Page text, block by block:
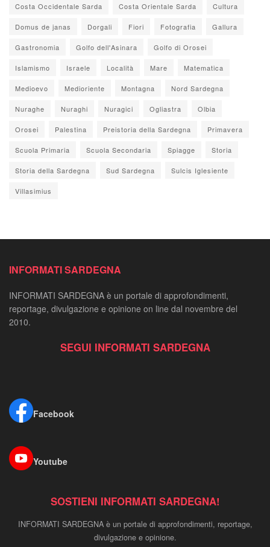
Costa Occidentale Sarda Costa Orientale Sarda Cultura
Domus de janas Dorgali Fiori Fotografia Gallura
Gastronomia Golfo dell'Asinara Golfo di Orosei
Islamismo Israele Località Mare Matematica
Medioevo Medioriente Montagna Nord Sardegna
Nuraghe Nuraghi Nuragici Ogliastra Olbia
Orosei Palestina Preistoria della Sardegna Primavera
Scuola Primaria Scuola Secondaria Spiagge Storia
Storia della Sardegna Sud Sardegna Sulcis Iglesiente
Villasimius
INFORMATI SARDEGNA
INFORMATI SARDEGNA è un portale di approfondimenti,
reportage, divulgazione e opinione on line dal novembre del
2010.
SEGUI INFORMATI SARDEGNA
Facebook
Youtube
SOSTIENI INFORMATI SARDEGNA!
INFORMATI SARDEGNA è un portale di approfondimenti, reportage,
divulgazione e opinione.